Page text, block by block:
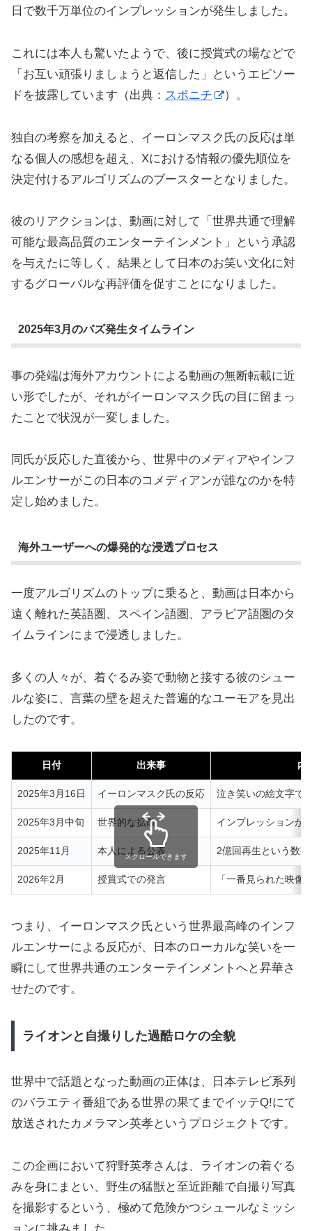
日で数千万単位のインプレッションが発生しました。
これには本人も驚いたようで、後に授賞式の場などで
「お互い頑張りましょうと返信した」というエピソー
ドを披露しています（出典： スポニチ ）。
独自の考察を加えると、イーロンマスク氏の反応は単
なる個人の感想を超え、Xにおける情報の優先順位を
決定付けるアルゴリズムのブースターとなりました。
彼のリアクションは、動画に対して「世界共通で理解
可能な最高品質のエンターテインメント」という承認
を与えたに等しく、結果として日本のお笑い文化に対
するグローバルな再評価を促すことになりました。
2025年3月のバズ発生タイムライン
事の発端は海外アカウントによる動画の無断転載に近
い形でしたが、それがイーロンマスク氏の目に留まっ
たことで状況が一変しました。
同氏が反応した直後から、世界中のメディアやインフ
ルエンサーがこの日本のコメディアンが誰なのかを特
定し始めました。
海外ユーザーへの爆発的な浸透プロセス
一度アルゴリズムのトップに乗ると、動画は日本から
遠く離れた英語圏、スペイン語圏、アラビア語圏のタ
イムラインにまで浸透しました。
多くの人々が、着ぐるみ姿で動物と接する彼のシュー
ルな姿に、言葉の壁を超えた普遍的なユーモアを見出
したのです。
日付 出来事 内
2025年3月16日 イーロンマスク氏の反応 泣き笑いの絵文字で
2025年3月中旬 世界的な拡散 インプレッションが
2025年11月 本人による公表 2億回再生という数
2026年2月 授賞式での発言 「一番見られた映像
スクロールできます
つまり、イーロンマスク氏という世界最高峰のインフ
ルエンサーによる反応が、日本のローカルな笑いを一
瞬にして世界共通のエンターテインメントへと昇華さ
せたのです。
ライオンと自撮りした過酷ロケの全貌
世界中で話題となった動画の正体は、日本テレビ系列
のバラエティ番組である世界の果てまでイッテQ!にて
放送されたカメラマン英孝というプロジェクトです。
この企画において狩野英孝さんは、ライオンの着ぐる
みを身にまとい、野生の猛獣と至近距離で自撮り写真
を撮影するという、極めて危険かつシュールなミッシ